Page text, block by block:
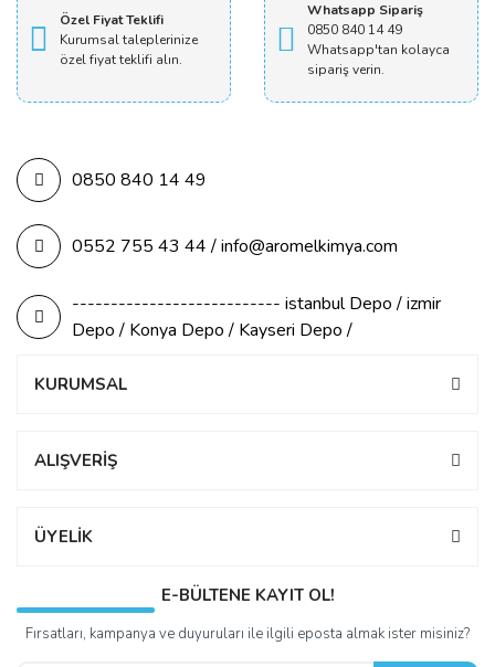
Özel Fiyat Teklifi
Kurumsal taleplerinize
özel fiyat teklifi alın.
Whatsapp Sipariş
0850 840 14 49
Whatsapp'tan kolayca
sipariş verin.
0850 840 14 49
0552 755 43 44 / info@aromelkimya.com
--------------------------- istanbul Depo / izmir
Depo / Konya Depo / Kayseri Depo /
KURUMSAL
ALIŞVERİŞ
ÜYELİK
E-BÜLTENE KAYIT OL!
Fırsatları, kampanya ve duyuruları ile ilgili eposta almak ister misiniz?